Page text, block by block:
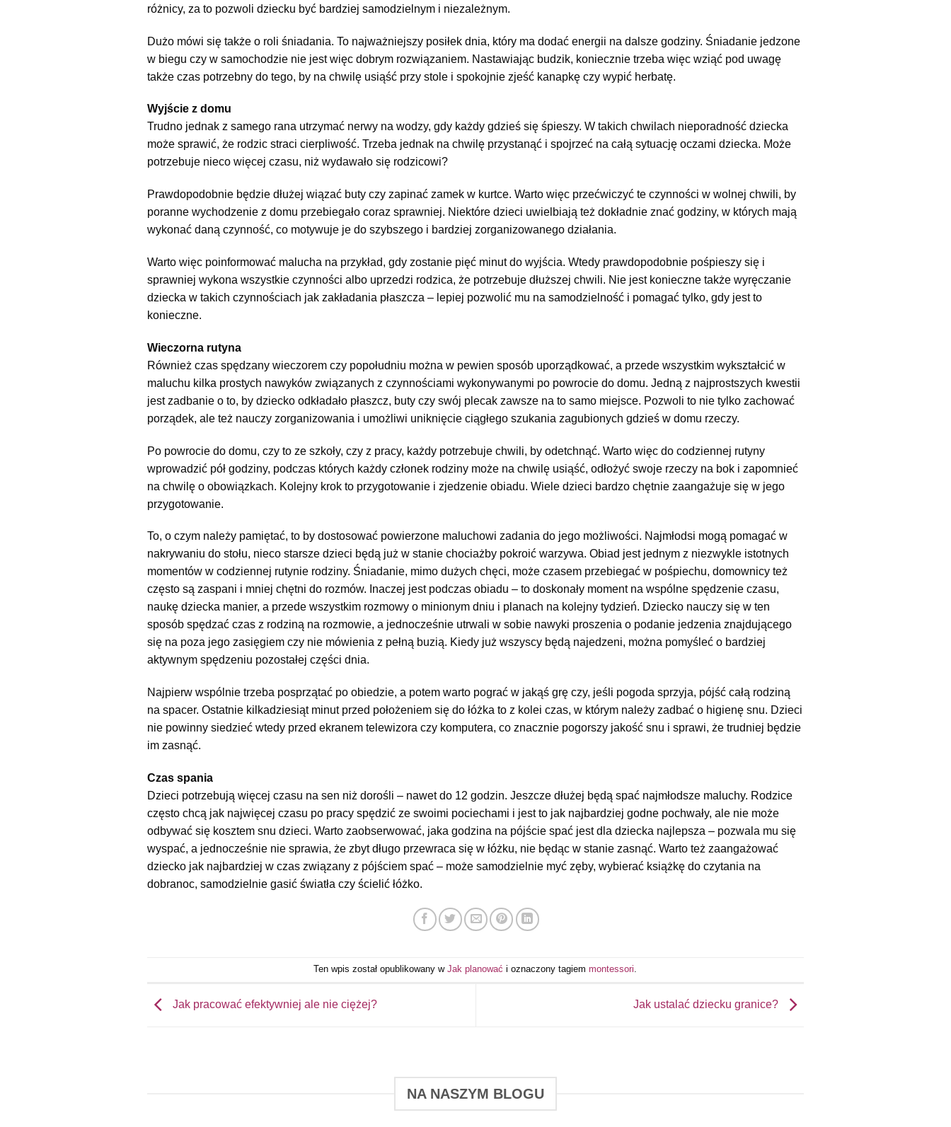
różnicy, za to pozwoli dziecku być bardziej samodzielnym i niezależnym.
Dużo mówi się także o roli śniadania. To najważniejszy posiłek dnia, który ma dodać energii na dalsze godziny. Śniadanie jedzone
w biegu czy w samochodzie nie jest więc dobrym rozwiązaniem. Nastawiając budzik, koniecznie trzeba więc wziąć pod uwagę
także czas potrzebny do tego, by na chwilę usiąść przy stole i spokojnie zjeść kanapkę czy wypić herbatę.
Wyjście z domu
Trudno jednak z samego rana utrzymać nerwy na wodzy, gdy każdy gdzieś się śpieszy. W takich chwilach nieporadność dziecka
może sprawić, że rodzic straci cierpliwość. Trzeba jednak na chwilę przystanąć i spojrzeć na całą sytuację oczami dziecka. Może
potrzebuje nieco więcej czasu, niż wydawało się rodzicowi?
Prawdopodobnie będzie dłużej wiązać buty czy zapinać zamek w kurtce. Warto więc przećwiczyć te czynności w wolnej chwili, by
poranne wychodzenie z domu przebiegało coraz sprawniej. Niektóre dzieci uwielbiają też dokładnie znać godziny, w których mają
wykonać daną czynność, co motywuje je do szybszego i bardziej zorganizowanego działania.
Warto więc poinformować malucha na przykład, gdy zostanie pięć minut do wyjścia. Wtedy prawdopodobnie pośpieszy się i
sprawniej wykona wszystkie czynności albo uprzedzi rodzica, że potrzebuje dłuższej chwili. Nie jest konieczne także wyręczanie
dziecka w takich czynnościach jak zakładania płaszcza – lepiej pozwolić mu na samodzielność i pomagać tylko, gdy jest to
konieczne.
Wieczorna rutyna
Również czas spędzany wieczorem czy popołudniu można w pewien sposób uporządkować, a przede wszystkim wykształcić w
maluchu kilka prostych nawyków związanych z czynnościami wykonywanymi po powrocie do domu. Jedną z najprostszych kwestii
jest zadbanie o to, by dziecko odkładało płaszcz, buty czy swój plecak zawsze na to samo miejsce. Pozwoli to nie tylko zachować
porządek, ale też nauczy zorganizowania i umożliwi uniknięcie ciągłego szukania zagubionych gdzieś w domu rzeczy.
Po powrocie do domu, czy to ze szkoły, czy z pracy, każdy potrzebuje chwili, by odetchnąć. Warto więc do codziennej rutyny
wprowadzić pół godziny, podczas których każdy członek rodziny może na chwilę usiąść, odłożyć swoje rzeczy na bok i zapomnieć
na chwilę o obowiązkach. Kolejny krok to przygotowanie i zjedzenie obiadu. Wiele dzieci bardzo chętnie zaangażuje się w jego
przygotowanie.
To, o czym należy pamiętać, to by dostosować powierzone maluchowi zadania do jego możliwości. Najmłodsi mogą pomagać w
nakrywaniu do stołu, nieco starsze dzieci będą już w stanie chociażby pokroić warzywa. Obiad jest jednym z niezwykle istotnych
momentów w codziennej rutynie rodziny. Śniadanie, mimo dużych chęci, może czasem przebiegać w pośpiechu, domownicy też
często są zaspani i mniej chętni do rozmów. Inaczej jest podczas obiadu – to doskonały moment na wspólne spędzenie czasu,
naukę dziecka manier, a przede wszystkim rozmowy o minionym dniu i planach na kolejny tydzień. Dziecko nauczy się w ten
sposób spędzać czas z rodziną na rozmowie, a jednocześnie utrwali w sobie nawyki proszenia o podanie jedzenia znajdującego
się na poza jego zasięgiem czy nie mówienia z pełną buzią. Kiedy już wszyscy będą najedzeni, można pomyśleć o bardziej
aktywnym spędzeniu pozostałej części dnia.
Najpierw wspólnie trzeba posprzątać po obiedzie, a potem warto pograć w jakąś grę czy, jeśli pogoda sprzyja, pójść całą rodziną
na spacer. Ostatnie kilkadziesiąt minut przed położeniem się do łóżka to z kolei czas, w którym należy zadbać o higienę snu. Dzieci
nie powinny siedzieć wtedy przed ekranem telewizora czy komputera, co znacznie pogorszy jakość snu i sprawi, że trudniej będzie
im zasnąć.
Czas spania
Dzieci potrzebują więcej czasu na sen niż dorośli – nawet do 12 godzin. Jeszcze dłużej będą spać najmłodsze maluchy. Rodzice
często chcą jak najwięcej czasu po pracy spędzić ze swoimi pociechami i jest to jak najbardziej godne pochwały, ale nie może
odbywać się kosztem snu dzieci. Warto zaobserwować, jaka godzina na pójście spać jest dla dziecka najlepsza – pozwala mu się
wyspać, a jednocześnie nie sprawia, że zbyt długo przewraca się w łóżku, nie będąc w stanie zasnąć. Warto też zaangażować
dziecko jak najbardziej w czas związany z pójściem spać – może samodzielnie myć zęby, wybierać książkę do czytania na
dobranoc, samodzielnie gasić światła czy ścielić łóżko.
Ten wpis został opublikowany wJak planować i oznaczony tagiemmontessori.
Jak pracować efektywniej ale nie ciężej? Jak ustalać dziecku granice?
NA NASZYM BLOGU